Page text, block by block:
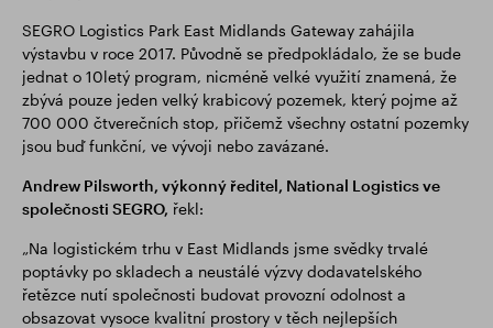
SEGRO Logistics Park East Midlands Gateway zahájila
výstavbu v roce 2017. Původně se předpokládalo, že se bude
jednat o 10letý program, nicméně velké využití znamená, že
zbývá pouze jeden velký krabicový pozemek, který pojme až
700 000 čtverečních stop, přičemž všechny ostatní pozemky
jsou buď funkční, ve vývoji nebo zavázané.
Andrew Pilsworth, výkonný ředitel, National Logistics ve
společnosti SEGRO, řekl:
„Na logistickém trhu v East Midlands jsme svědky trvalé
poptávky po skladech a neustálé výzvy dodavatelského
řetězce nutí společnosti budovat provozní odolnost a
obsazovat vysoce kvalitní prostory v těch nejlepších